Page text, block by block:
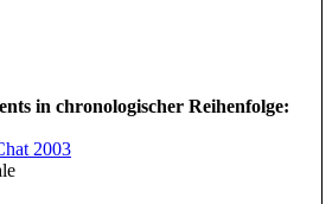
in chronologischer Reihenfolge:
2003